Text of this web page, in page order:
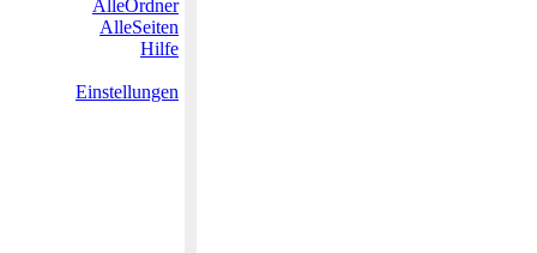
AlleOrdner
AlleSeiten
Hilfe
Einstellungen